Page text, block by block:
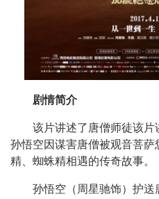
剧情简介
该片讲述了唐僧师徒该片
孙悟空因谋害唐僧被观音菩
精、蜘蛛精相遇的传奇故事。
孙悟空（周星驰饰）护送